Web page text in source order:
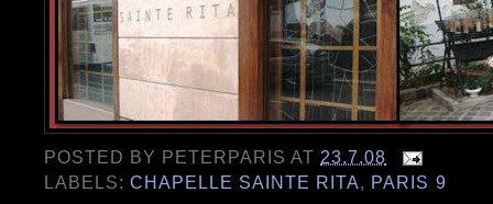
POSTED BY PETERPARIS AT 23.7.08
LABELS:CHAPELLE SAINTE RITA, PARIS 9